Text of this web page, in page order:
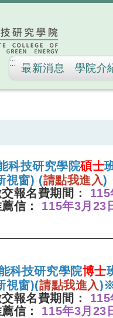
::: 最新消息 學院介
科技研究學院碩士
視窗) (請點我進入)
報名費期間： 115
信： 115年3月23
科技研究學院博士
視窗)(請點我進入)
報名費期間： 115
信： 115年3月23